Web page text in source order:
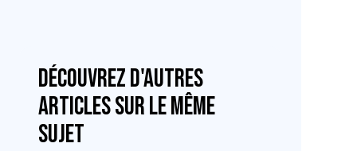
Découvrez d'autres
articles sur le même
sujet